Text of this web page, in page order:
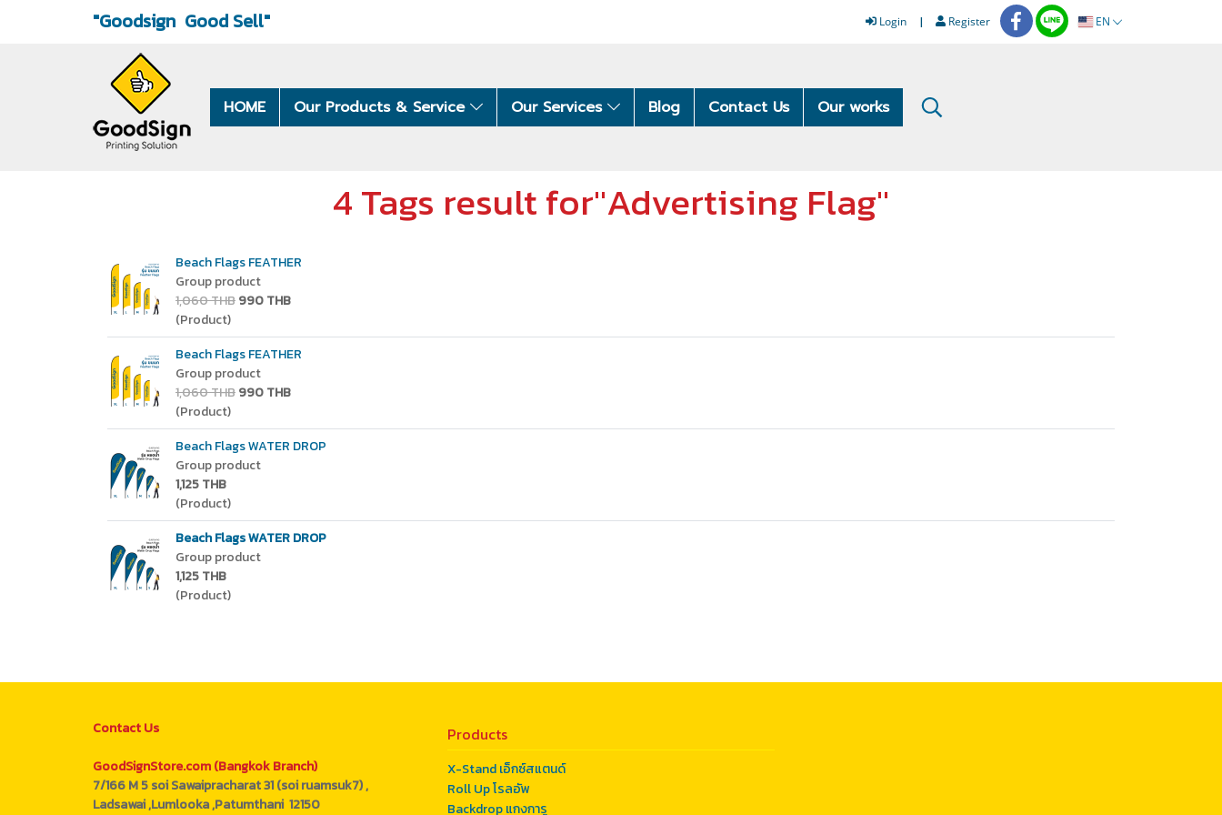
"Goodsign Good Sell" Login Register EN
HOME Our Products & Service Our Services Blog Contact Us Our works
4 Tags result for"Advertising Flag"
Beach Flags FEATHER
Group product
1,060 THB990 THB
(Product)
Beach Flags FEATHER
Group product
1,060 THB990 THB
(Product)
Beach Flags WATER DROP
Group product
1,125 THB
(Product)
Beach Flags WATER DROP
Group product
1,125 THB
(Product)
Contact Us
GoodSignStore.com (Bangkok Branch)
7/166 M 5 soi Sawaipracharat 31 (soi ruamsuk7) ,
Ladsawai ,Lumlooka ,Patumthani 12150
Products
X-Stand เอ็กซ์สแตนด์
Roll Up โรลอัพ
Backdrop แกงการู